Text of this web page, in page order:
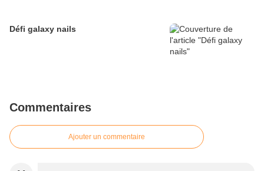
Défi galaxy nails
Commentaires
Ajouter un commentaire